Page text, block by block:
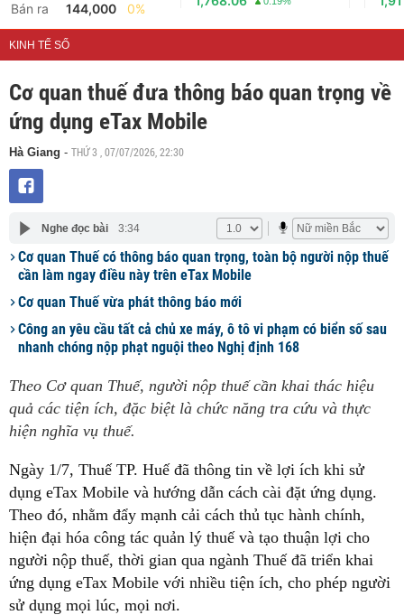
Bán ra
144,000 0%
KINH TẾ SỐ
Cơ quan thuế đưa thông báo quan trọng về
ứng dụng eTax Mobile
Hà Giang - THỨ 3 , 07/07/2026, 22:30
Nghe đọc bài 3:34
Cơ quan Thuế có thông báo quan trọng, toàn bộ người nộp thuế
cần làm ngay điều này trên eTax Mobile
Cơ quan Thuế vừa phát thông báo mới
Công an yêu cầu tất cả chủ xe máy, ô tô vi phạm có biển số sau
nhanh chóng nộp phạt nguội theo Nghị định 168
Theo Cơ quan Thuế, người nộp thuế cần khai thác hiệu
quả các tiện ích, đặc biệt là chức năng tra cứu và thực
hiện nghĩa vụ thuế.
Ngày 1/7, Thuế TP. Huế đã thông tin về lợi ích khi sử
dụng eTax Mobile và hướng dẫn cách cài đặt ứng dụng.
Theo đó, nhằm đẩy mạnh cải cách thủ tục hành chính,
hiện đại hóa công tác quản lý thuế và tạo thuận lợi cho
người nộp thuế, thời gian qua ngành Thuế đã triển khai
ứng dụng eTax Mobile với nhiều tiện ích, cho phép người
sử dụng mọi lúc, mọi nơi.